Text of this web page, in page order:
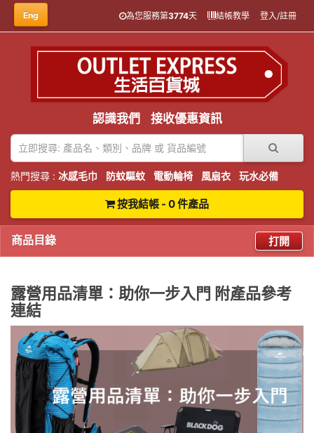
Eng 為您服務第3774天 結帳教學 登入/註冊
認識我們 接收優惠資訊
熱門搜尋 : 冰感毛巾 防蚊驅蚊 電動輪椅 風扇衣 玩水必備
按我結帳 - 0 件產品
商品目錄 打開
露營用品清單：助你一步入門 附產品參考
連結